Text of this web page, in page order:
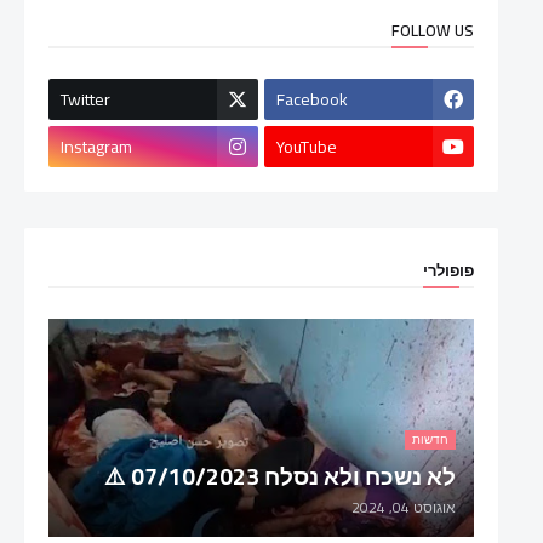
FOLLOW US
Facebook
Twitter
YouTube
Instagram
פופולרי
חדשות
לא נשכח ולא נסלח 07/10/2023 ⚠️
אוגוסט 04, 2024